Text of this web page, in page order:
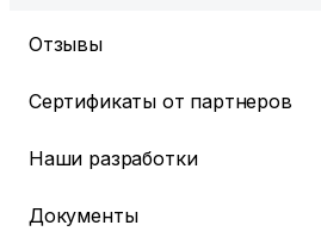
Отзывы
Сертификаты от партнеров
Наши разработки
Документы